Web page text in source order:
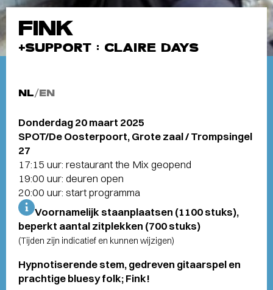
FINK
+SUPPORT : CLAIRE DAYS
NL/EN
Donderdag 20 maart 2025
SPOT/De Oosterpoort, Grote zaal / Trompsingel
27
17:15 uur: restaurant the Mix geopend
19:00 uur: deuren open
20:00 uur: start programma
Voornamelijk staanplaatsen (1100 stuks),
beperkt aantal zitplekken (700 stuks)
(Tijden zijn indicatief en kunnen wijzigen)
Hypnotiserende stem, gedreven gitaarspel en
prachtige bluesy folk; Fink!